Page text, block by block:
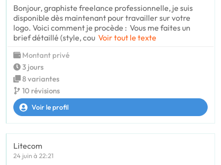
Bonjour, graphiste freelance professionnelle, je suis
disponible dès maintenant pour travailler sur votre
logo. Voici comment je procède : Vous me faites un
brief détaillé (style, cou Voir tout le texte
Montant privé
3 jours
8 variantes
10 révisions
Voir le profil
Litecom
24 juin à 22:21